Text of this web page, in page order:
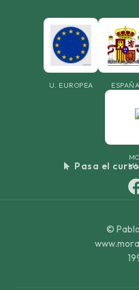
U. EUROPEA ESPAÑA
Pasa el
©